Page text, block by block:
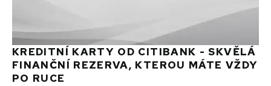
KREDITNÍ KARTY OD CITIBANK - SKVĚLÁ
FINANČNÍ REZERVA, KTEROU MÁTE VŽDY
PO RUCE